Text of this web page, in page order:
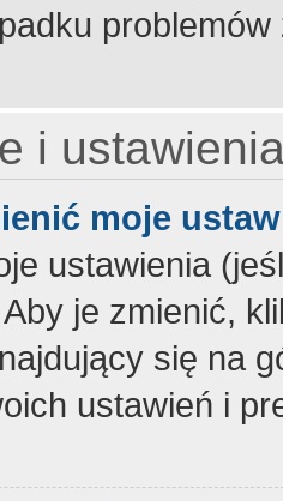
i
moje
ustawienia
je zmienić,
się na
ustawień i